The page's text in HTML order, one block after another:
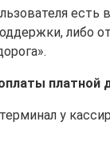
есть
либо
платной
у